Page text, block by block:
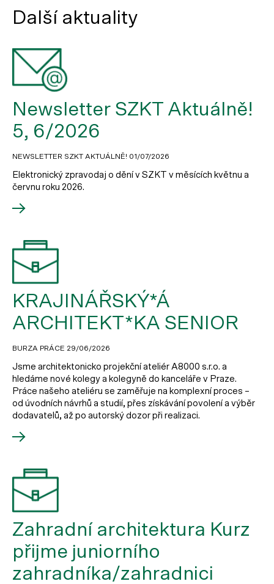
Další aktuality
Newsletter SZKT Aktuálně!
5, 6/2026
NEWSLETTER SZKT AKTUÁLNĚ! 01/07/2026
Elektronický zpravodaj o dění v SZKT v měsících květnu a
červnu roku 2026.
KRAJINÁŘSKÝ*Á
ARCHITEKT*KA SENIOR
BURZA PRÁCE 29/06/2026
Jsme architektonicko projekční ateliér A8000 s.r.o. a
hledáme nové kolegy a kolegyně do kanceláře v Praze.
Práce našeho ateliéru se zaměřuje na komplexní proces –
od úvodních návrhů a studií, přes získávání povolení a výběr
dodavatelů, až po autorský dozor při realizaci.
Zahradní architektura Kurz
přijme juniorního
zahradníka/zahradnici